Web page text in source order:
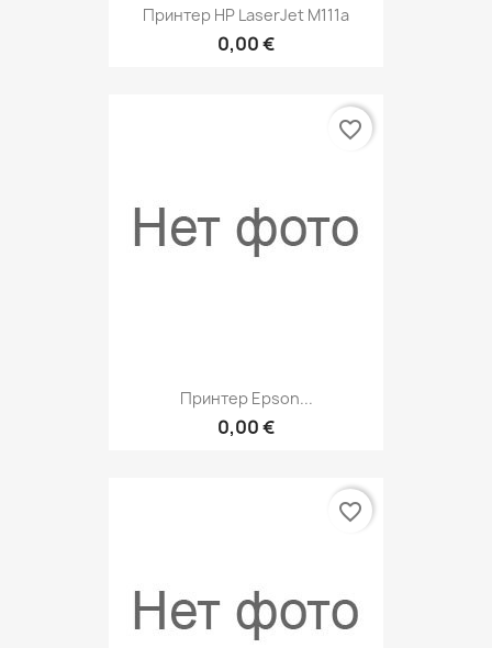
Принтер HP LaserJet M111a
0,00 €
Принтер Epson...
0,00 €
favorite_border
favorite_border